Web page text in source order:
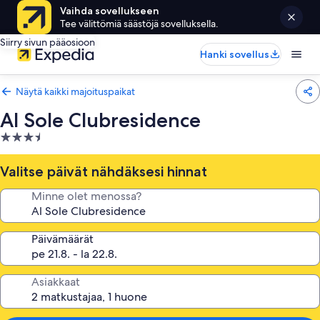
Vaihda sovellukseen
Tee välittömiä säästöjä sovelluksella.
Siirry sivun pääosioon
Hanki sovellus
Näytä kaikki majoituspaikat
Al Sole Clubresidence
3.5
tähden
majoituspaikka
Valitse päivät nähdäksesi hinnat
Minne olet menossa?
Päivämäärät
Asiakkaat